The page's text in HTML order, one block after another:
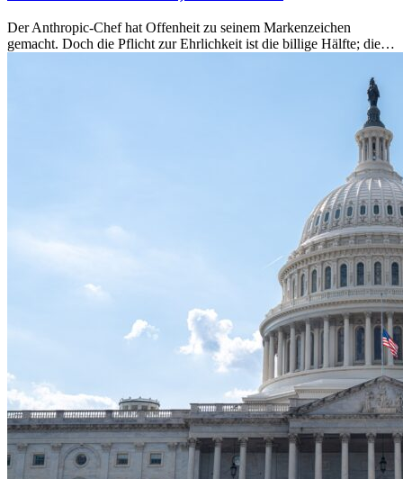
Der Anthropic-Chef hat Offenheit zu seinem Markenzeichen
gemacht. Doch die Pflicht zur Ehrlichkeit ist die billige Hälfte; die…